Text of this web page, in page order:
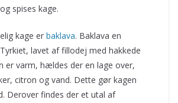
og spises kage.
kage er baklava. Baklava en
lavet af fillodej med hakkede
er varm, hældes der en lage over,
citron og vand. Dette gør kagen
Derover findes der et utal af